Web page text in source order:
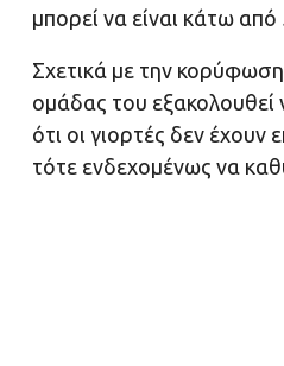
μπορεί να είναι κάτω από
Σχετικά με την
ομάδας του εξακολουθεί
ότι οι γιορτές δεν
τότε ενδεχομένως να